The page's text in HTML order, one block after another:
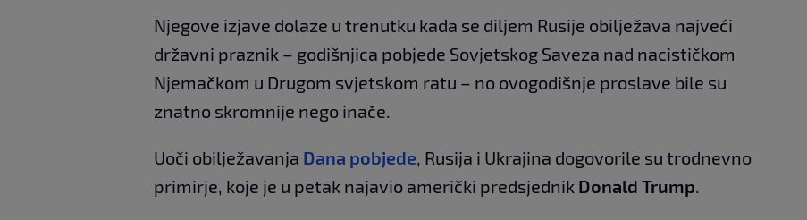
Njegove izjave dolaze u trenutku kada se diljem Rusije obilježava najveći
državni praznik – godišnjica pobjede Sovjetskog Saveza nad nacističkom
Njemačkom u Drugom svjetskom ratu – no ovogodišnje proslave bile su
znatno skromnije nego inače.
Uoči obilježavanja Dana pobjede , Rusija i Ukrajina dogovorile su trodnevno
primirje, koje je u petak najavio američki predsjednik Donald Trump